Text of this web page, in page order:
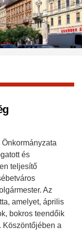
és
teljesítő
Az
amelyet, április
bokros teendőik
Köszöntőjében a